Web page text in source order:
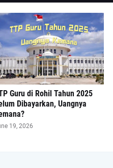
Guru di Rohil Tahun 2025
Dibayarkan, Uangnya
19, 2026